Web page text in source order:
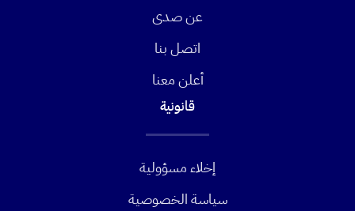
عن صدى
اتصل بنا
أعلن معنا
قانونية
إخلاء مسؤولية
سياسة الخصوصية